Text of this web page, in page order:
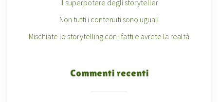
Il superpotere degli storyteller
Non tutti i contenuti sono uguali
Mischiate lo storytelling con i fatti e avrete la realtà
Commenti recenti